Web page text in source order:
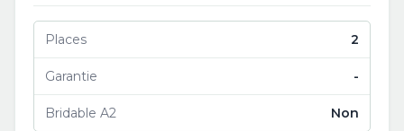
Places 2
Garantie -
Bridable A2 Non